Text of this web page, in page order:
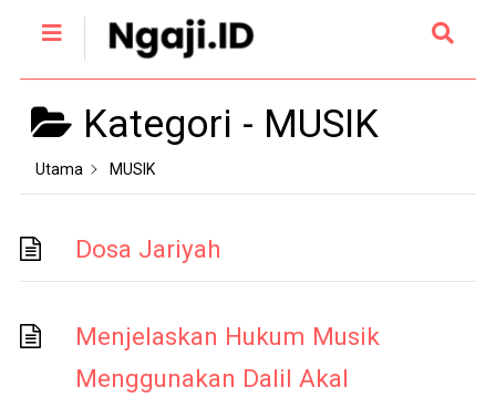
Kategori - MUSIK
Utama MUSIK
Dosa Jariyah
Menjelaskan Hukum Musik
Menggunakan Dalil Akal